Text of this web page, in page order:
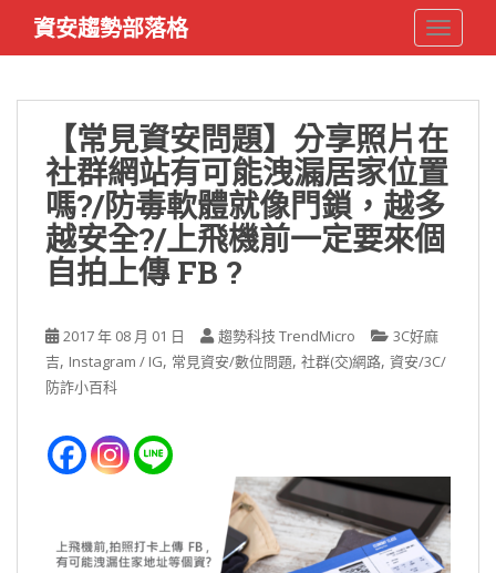
i
資安趨勢部落格
【常見資安問題】分享照片在
社群網站有可能洩漏居家位置
嗎?/防毒軟體就像門鎖，越多
越安全?/上飛機前一定要來個
自拍上傳 FB ?
2017 年 08 月 01 日 趨勢科技 TrendMicro
3C好麻
吉, Instagram / IG, 常見資安/數位問題, 社群(交)網路, 資安/3C/
防詐小百科